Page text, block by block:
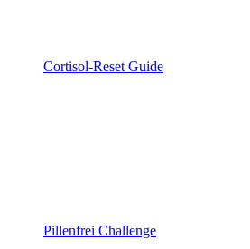
Cortisol-Reset Guide
Pillenfrei Challenge